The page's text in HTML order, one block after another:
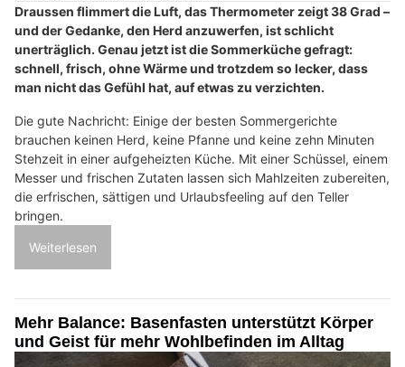
Draussen flimmert die Luft, das Thermometer zeigt 38 Grad –
und der Gedanke, den Herd anzuwerfen, ist schlicht
unerträglich. Genau jetzt ist die Sommerküche gefragt:
schnell, frisch, ohne Wärme und trotzdem so lecker, dass
man nicht das Gefühl hat, auf etwas zu verzichten.
Die gute Nachricht: Einige der besten Sommergerichte
brauchen keinen Herd, keine Pfanne und keine zehn Minuten
Stehzeit in einer aufgeheizten Küche. Mit einer Schüssel, einem
Messer und frischen Zutaten lassen sich Mahlzeiten zubereiten,
die erfrischen, sättigen und Urlaubsfeeling auf den Teller
bringen.
Weiterlesen
Mehr Balance: Basenfasten unterstützt Körper
und Geist für mehr Wohlbefinden im Alltag